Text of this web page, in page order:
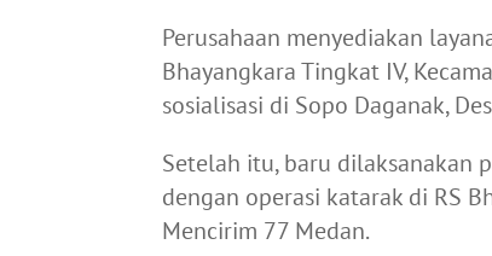
Perusahaan menyediakan
Bhayangkara Tingkat IV,
sosialisasi di Sopo Daganak,
Setelah itu, baru dilaksanakan
dengan operasi katarak di RS
Mencirim 77 Medan.